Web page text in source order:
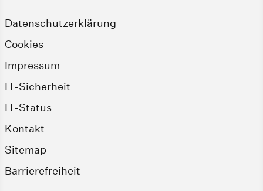
Datenschutzerklärung
Cookies
Impressum
IT-Sicherheit
IT-Status
Kontakt
Sitemap
Barrierefreiheit